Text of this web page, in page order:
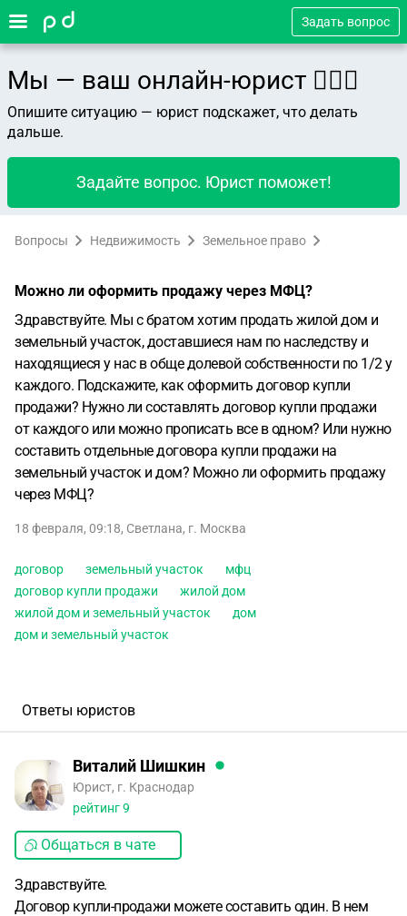
Задать вопрос
Мы — ваш онлайн-юрист 👨🏻‍⚖️
Опишите ситуацию — юрист подскажет, что делать
дальше.
Задайте вопрос. Юрист поможет!
Вопросы Недвижимость Земельное право
Можно ли оформить продажу через МФЦ?
Здравствуйте. Мы с братом хотим продать жилой дом и
земельный участок, доставшиеся нам по наследству и
находящиеся у нас в обще долевой собственности по 1/2 у
каждого. Подскажите, как оформить договор купли
продажи? Нужно ли составлять договор купли продажи
от каждого или можно прописать все в одном? Или нужно
составить отдельные договора купли продажи на
земельный участок и дом? Можно ли оформить продажу
через МФЦ?
18 февраля, 09:18, Светлана, г. Москва
договор земельный участок
мфц
договор купли продажи
жилой дом
жилой дом и земельный участок
дом
дом и земельный участок
Ответы юристов
Виталий Шишкин
Юрист, г. Краснодар
рейтинг9
Общаться в чате
Здравствуйте.
Договор купли-продажи можете составить один. В нем